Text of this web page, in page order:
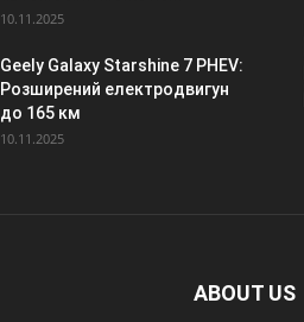
10.11.2025
Geely Galaxy Starshine 7 PHEV:
Розширений електродвигун
до 165 км
10.11.2025
ABOUT US